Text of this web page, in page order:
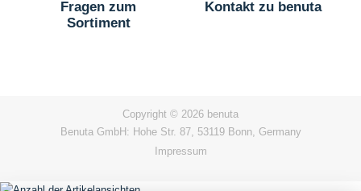
Fragen zum
Sortiment
Kontakt zu benuta
Copyright © 2026 benuta
Benuta GmbH: Hohe Str. 87, 53119 Bonn, Germany
Impressum